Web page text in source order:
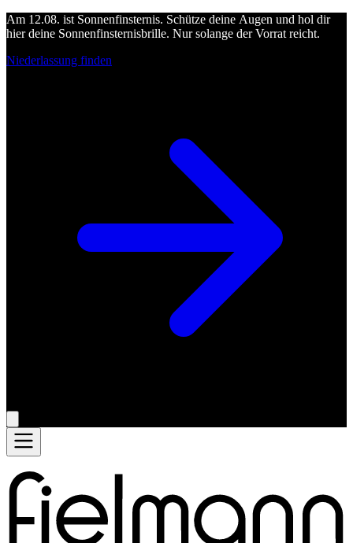
Am 12.08. ist Sonnenfinsternis. Schütze deine Augen und hol dir
hier deine Sonnenfinsternisbrille. Nur solange der Vorrat reicht.
Niederlassung finden